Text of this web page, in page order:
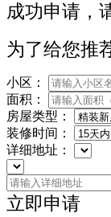
成功申请，
为了给您推
小区：
面积：
房屋类型：
装修时间：
详细地址：
立即申请